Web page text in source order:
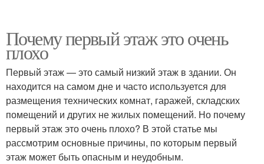
Почему первый этаж это очень
плохо
Первый этаж — это самый низкий этаж в здании. Он
находится на самом дне и часто используется для
размещения технических комнат, гаражей, складских
помещений и других не жилых помещений. Но почему
первый этаж это очень плохо? В этой статье мы
рассмотрим основные причины, по которым первый
этаж может быть опасным и неудобным.